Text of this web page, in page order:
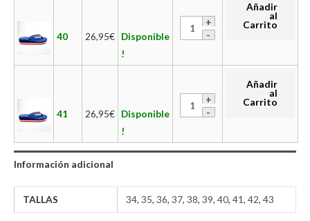
40 26,95€ Disponible
!
Añadir
al
Carrito
41 26,95€ Disponible
!
Añadir
al
Carrito
Información adicional
TALLAS 34,35,36,37,38,39,40,41,42,43